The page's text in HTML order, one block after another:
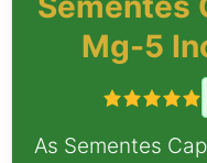
Mg-5
As Sementes